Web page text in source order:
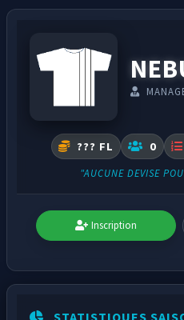
??? FL 0
"AUCUNE DEVISE
Inscription